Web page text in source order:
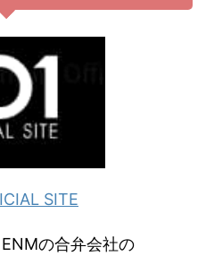
SITE
の合弁会社の